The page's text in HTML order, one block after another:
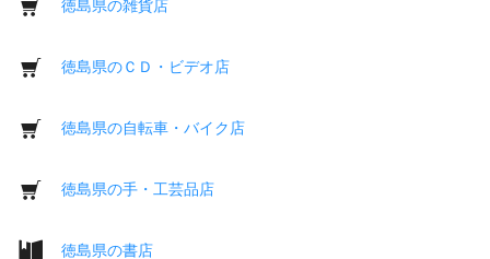
徳島県の雑貨店
徳島県のＣＤ・ビデオ店
徳島県の自転車・バイク店
徳島県の手・工芸品店
徳島県の書店